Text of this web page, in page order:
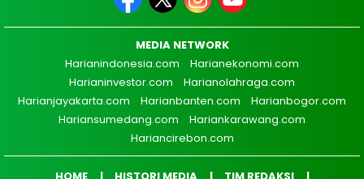
MEDIA NETWORK
Harianindonesia.com
Harianekonomi.com
Harianinvestor.com
Harianolahraga.com
Harianjayakarta.com
Harianbanten.com
Harianbogor.com
Hariansumedang.com
Hariankarawang.com
Hariancirebon.com